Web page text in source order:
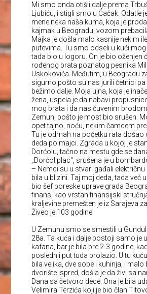
Mi smo onda otišli dalje prema
Ljubiću, i stigli smo u Čačak. Odatle
mene neka naša kuma, koja je
kajmak u Beogradu, vozom
Majka je došla malo kasnije nekim
putevima. Tu smo odseli u kući
tada bio u logoru. On je bio oženjen
rođenog brata poznatog pesnika
Uskokovića. Međutim, u Beogradu
sigurno pošto su nas jurili četnici
bežimo dalje. Moja ujna, koja je
žena, uspela je da nabavi
mog brata i da nas čuvenim
Zemun, pošto je most bio srušen.
opet tajno, noću, nekim čamcem
Tu je odmah na početku rata došao
deda po majci. Zgrada u kojoj je
Dorćolu, tačno na mestu gde se
„Dorćol plac“, srušena je u
– Nemci su u stvari gađali
bila u blizini. Taj moj deda, tada već
bio šef poreske uprave grada
finans, kao vrstan finansijski
kraljevine premešten je iz Sarajeva
Živeo je 103 godine.
U Zemunu smo se smestili u
28a. Ta kuća i dalje postoji samo je
kafana, bar je bila pre 2-3 godine,
poslednji put tuda prolazio. U tu
bila velika, dve sobe i kuhinja, i malo
dvorište ispred, došla je da živi sa
Dana sa četvoro dece. Ona je bila
Velimira Terzića koji je bio član